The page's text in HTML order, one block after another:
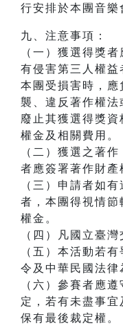
行安排於本團音樂
九、注意事項：
（一）獲選得獎
有侵害第三人權
本團受損害時，
襲、違反著作權
廢止其獲選得獎
權金及相關費用。
（二）獲選之著
者應簽署著作財產
（三）申請者如
者，本團得視情節
權金。
（四）凡國立臺
（五）本活動若
令及中華民國法律
（六）參賽者應
定，若有未盡事
保有最後裁定權。